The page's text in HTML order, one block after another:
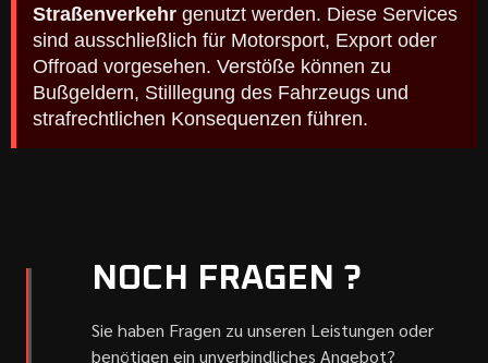
Straßenverkehr genutzt werden. Diese Services
sind ausschließlich für Motorsport, Export oder
Offroad vorgesehen. Verstöße können zu
Bußgeldern, Stilllegung des Fahrzeugs und
strafrechtlichen Konsequenzen führen.
NOCH FRAGEN ?
Sie haben Fragen zu unseren Leistungen oder
benötigen ein unverbindliches Angebot?